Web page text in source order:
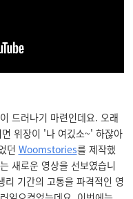
드러나기 마련인데요. 오래
위장이 '나 여깄소~' 하잖아
던 Woomstories를 제작했
새로운 영상을 선보였습니
기간의 고통을 파격적인 영